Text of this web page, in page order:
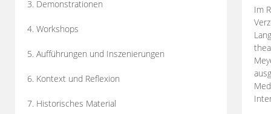
3. Demonstrationen
4. Workshops
5. Aufführungen und Inszenierungen
6. Kontext und Reflexion
7. Historisches Material
Im